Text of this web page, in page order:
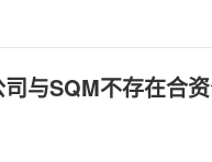
与SQM不存在合